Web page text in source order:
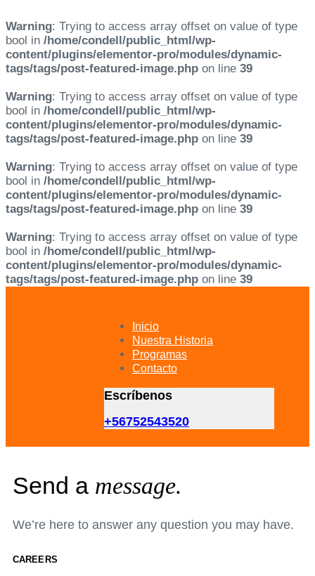
Warning: Trying to access array offset on value of type
bool in /home/condell/public_html/wp-
content/plugins/elementor-pro/modules/dynamic-
tags/tags/post-featured-image.php on line 39
Warning: Trying to access array offset on value of type
bool in /home/condell/public_html/wp-
content/plugins/elementor-pro/modules/dynamic-
tags/tags/post-featured-image.php on line 39
Warning: Trying to access array offset on value of type
bool in /home/condell/public_html/wp-
content/plugins/elementor-pro/modules/dynamic-
tags/tags/post-featured-image.php on line 39
Warning: Trying to access array offset on value of type
bool in /home/condell/public_html/wp-
content/plugins/elementor-pro/modules/dynamic-
tags/tags/post-featured-image.php on line 39
Inicio
Nuestra Historia
Programas
Contacto
Escríbenos
+56752543520
Send a message.
We’re here to answer any question you may have.
CAREERS